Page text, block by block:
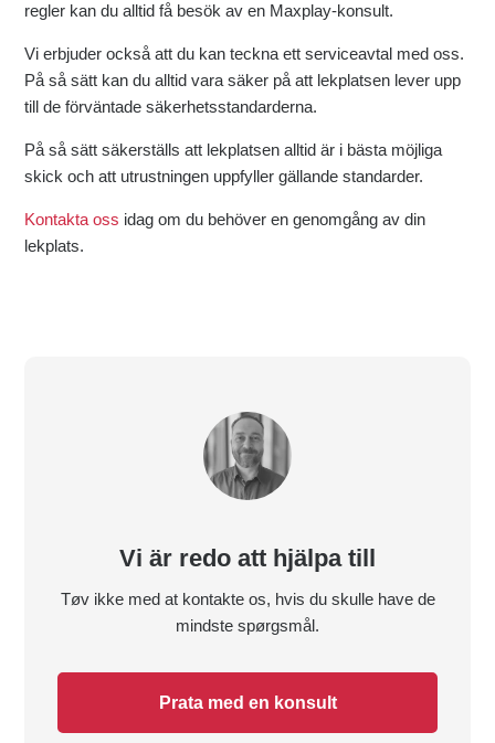
regler kan du alltid få besök av en Maxplay-konsult.
Vi erbjuder också att du kan teckna ett serviceavtal med oss.
På så sätt kan du alltid vara säker på att lekplatsen lever upp
till de förväntade säkerhetsstandarderna.
På så sätt säkerställs att lekplatsen alltid är i bästa möjliga
skick och att utrustningen uppfyller gällande standarder.
Kontakta oss idag om du behöver en genomgång av din
lekplats.
Vi är redo att hjälpa till
Tøv ikke med at kontakte os, hvis du skulle have de
mindste spørgsmål.
Prata med en konsult